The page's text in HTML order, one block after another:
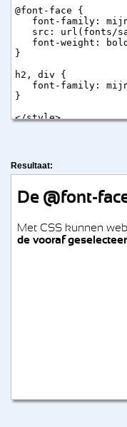
Resultaat: